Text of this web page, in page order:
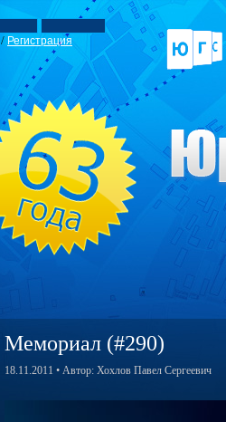
/ Регистрация
Мемориал (#290)
18.11.2011 • Автор: Хохлов Павел Сергеевич